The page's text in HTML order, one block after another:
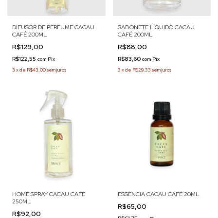
DIFUSOR DE PERFUME CACAU
CAFÉ 200ML
R$129,00
R$122,55 com Pix
3 xde R$43,00sem juros
SABONETE LÍQUIDO CACAU
CAFÉ 200ML
R$88,00
R$83,60 com Pix
3 xde R$29,33 sem juros
HOME SPRAY CACAU CAFÉ
250ML
R$92,00
ESSÊNCIA CACAU CAFÉ 20ML
R$65,00